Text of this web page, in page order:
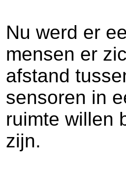
Nu werd er
mensen er
afstand
sensoren in
ruimte willen
zijn.